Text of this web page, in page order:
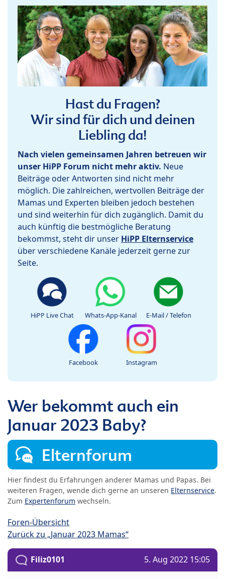
Hast du Fragen?
Wir sind für dich und deinen
Liebling da!
Nach vielen gemeinsamen Jahren betreuen wir
unser HiPP Forum nicht mehr aktiv. Neue
Beiträge oder Antworten sind nicht mehr
möglich. Die zahlreichen, wertvollen Beiträge der
Mamas und Experten bleiben jedoch bestehen
und sind weiterhin für dich zugänglich. Damit du
auch künftig die bestmögliche Beratung
bekommst, steht dir unser HiPP Elternservice
über verschiedene Kanäle jederzeit gerne zur
Seite.
HiPP Live Chat Whats-App-Kanal E-Mail / Telefon
Facebook Instagram
Wer bekommt auch ein
Januar 2023 Baby?
Elternforum
Hier findest du Erfahrungen anderer Mamas und Papas. Bei
weiteren Fragen, wende dich gerne an unseren Elternservice.
Zum Expertenforum wechseln.
Foren-Übersicht
Zurück zu „Januar 2023 Mamas“
Filiz0101 5. Aug 2022 15:05